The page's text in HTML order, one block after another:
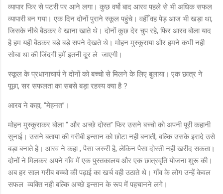
व्यापार फिर से पटरी पर आने लगा। कुछ वर्षो बाद आरव पहले से भी अधिक सफल
व्यापारी बन गया। एक दिन दोनों पुराने स्कूल पहुंचे। वहीँ वह पेड़ आज भी खड़ा था,
जिसके नीचे बैठकर वे खाना खाते थे। दोनों कुछ देर चुप रहे, फिर आरव बोला याद
है हम यही बैठकर बड़े बड़े सपने देखते थे। मोहन मुस्कुराया और हमने कभी नही
सोचा था की जिंदगी हमें इतनी दूर ले जाएगी।
स्कूल के प्रधानाचार्य ने दोनों को बच्चो से मिलने के लिए बुलाया। एक छात्र ने
पूछा, सर सफलता का सबसे बड़ा रहस्य क्या है ?
आरव ने कहा, "मेहनत”।
मोहन मुस्कुराकर बोला “ और अच्छे दोस्त” फिर उसने बच्चो को अपनी पूरी कहानी
सुनाई। उसने बताया की गरीबी इन्सान को छोटा नही बनाती, बल्कि उसके इरादे उसे
बड़ा बनाते है। आरव ने कहा , पैसा जरुरी है, लेकिन पैसा दोस्ती नही खरीद सकता।
दोनों ने मिलकर अपने गाँव में एक पुस्तकालय और एक छात्रवृति योजना शुरू की।
अब हर साल गरीब बच्चो की पढ़ाई का खर्च वही उठाते थे। गाँव के लोग उन्हें केवल
सफल व्यक्ति नही बल्कि अच्छे इन्सान के रूप में पहचानने लगे।